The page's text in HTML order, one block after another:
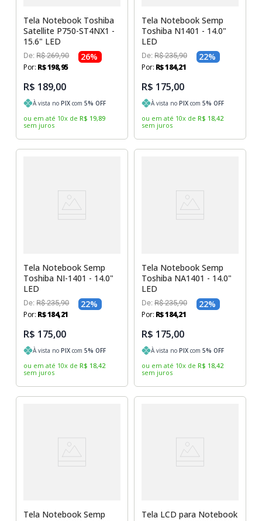
Tela Notebook Toshiba
Satellite P750-ST4NX1 -
15.6" LED
De:R$ 269,90 26%
Por: R$198,95
R$ 189,00
À vista noPIX com5% OFF
ou em até 10x de R$ 19,89
sem juros
Tela Notebook Semp
Toshiba N1401 - 14.0"
LED
De: R$ 235,90 22%
Por: R$184,21
R$ 175,00
À vista no PIX com 5% OFF
ou em até 10x de R$ 18,42
sem juros
Tela Notebook Semp
Toshiba NI-1401 - 14.0"
LED
De:R$ 235,90 22%
Por: R$184,21
R$ 175,00
À vista noPIX com5% OFF
ou em até 10x de R$ 18,42
sem juros
Tela Notebook Semp
Toshiba NA1401 - 14.0"
LED
De: R$ 235,90 22%
Por: R$184,21
R$ 175,00
À vista no PIX com 5% OFF
ou em até 10x de R$ 18,42
sem juros
Tela Notebook Semp
Tela LCD para Notebook